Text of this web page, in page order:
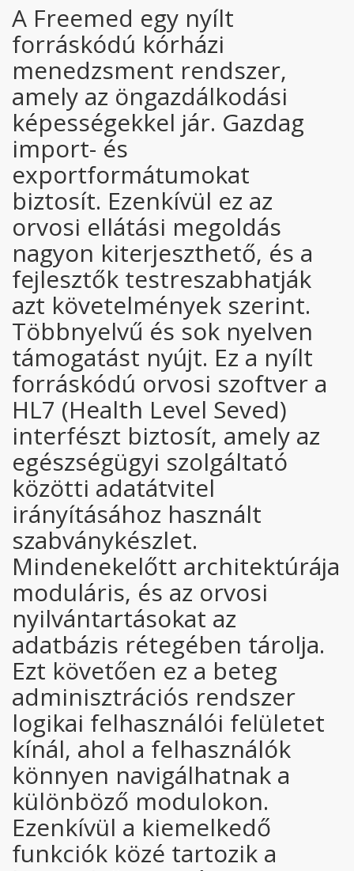
A Freemed egy nyílt
forráskódú kórházi
menedzsment rendszer,
amely az öngazdálkodási
képességekkel jár. Gazdag
import- és
exportformátumokat
biztosít. Ezenkívül ez az
orvosi ellátási megoldás
nagyon kiterjeszthető, és a
fejlesztők testreszabhatják
azt követelmények szerint.
Többnyelvű és sok nyelven
támogatást nyújt. Ez a nyílt
forráskódú orvosi szoftver a
HL7 (Health Level Seved)
interfészt biztosít, amely az
egészségügyi szolgáltató
közötti adatátvitel
irányításához használt
szabványkészlet.
Mindenekelőtt architektúrája
moduláris, és az orvosi
nyilvántartásokat az
adatbázis rétegében tárolja.
Ezt követően ez a beteg
adminisztrációs rendszer
logikai felhasználói felületet
kínál, ahol a felhasználók
könnyen navigálhatnak a
különböző modulokon.
Ezenkívül a kiemelkedő
funkciók közé tartozik a